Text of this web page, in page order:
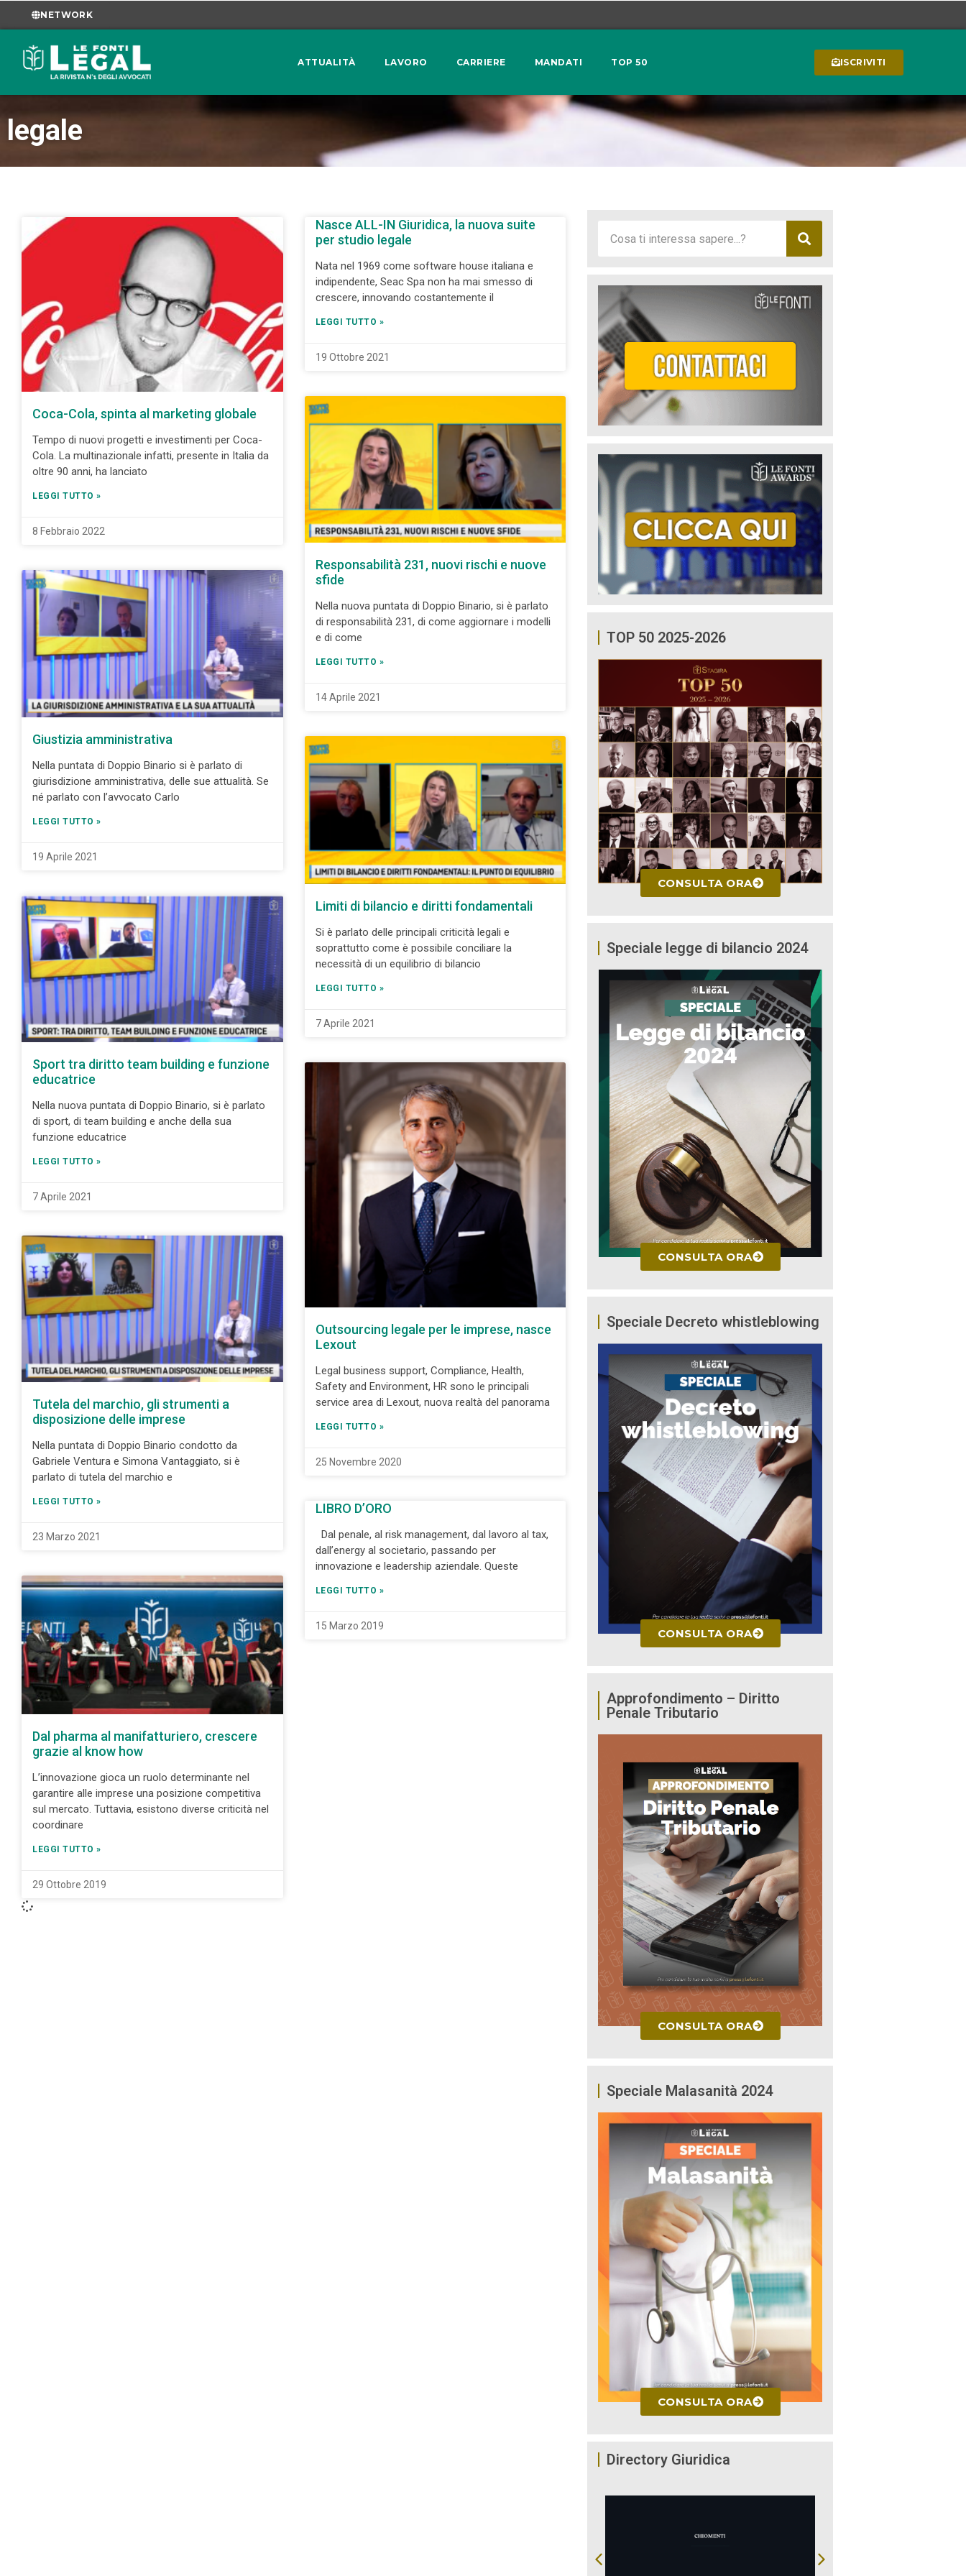
NETWORK
ATTUALITÀ LAVORO CARRIERE MANDATI TOP 50 ISCRIVITI
legale
Coca-Cola, spinta al marketing globale
Tempo di nuovi progetti e investimenti per Coca-
Cola. La multinazionale infatti, presente in Italia da
oltre 90 anni, ha lanciato
LEGGI TUTTO »
8 Febbraio 2022
Nasce ALL-IN Giuridica, la nuova suite
per studio legale
Nata nel 1969 come software house italiana e
indipendente, Seac Spa non ha mai smesso di
crescere, innovando costantemente il
LEGGI TUTTO »
19 Ottobre 2021
Giustizia amministrativa
Nella puntata di Doppio Binario si è parlato di
giurisdizione amministrativa, delle sue attualità. Se
né parlato con l’avvocato Carlo
LEGGI TUTTO »
19 Aprile 2021
Responsabilità 231, nuovi rischi e nuove
sfide
Nella nuova puntata di Doppio Binario, si è parlato
di responsabilità 231, di come aggiornare i modelli
e di come
LEGGI TUTTO »
14 Aprile 2021
Sport tra diritto team building e funzione
educatrice
Nella nuova puntata di Doppio Binario, si è parlato
di sport, di team building e anche della sua
funzione educatrice
LEGGI TUTTO »
7 Aprile 2021
Limiti di bilancio e diritti fondamentali
Si è parlato delle principali criticità legali e
soprattutto come è possibile conciliare la
necessità di un equilibrio di bilancio
LEGGI TUTTO »
7 Aprile 2021
Tutela del marchio, gli strumenti a
disposizione delle imprese
Nella puntata di Doppio Binario condotto da
Gabriele Ventura e Simona Vantaggiato, si è
parlato di tutela del marchio e
LEGGI TUTTO »
23 Marzo 2021
Outsourcing legale per le imprese, nasce
Lexout
Legal business support, Compliance, Health,
Safety and Environment, HR sono le principali
service area di Lexout, nuova realtà del panorama
LEGGI TUTTO »
25 Novembre 2020
Dal pharma al manifatturiero, crescere
grazie al know how
L’innovazione gioca un ruolo determinante nel
garantire alle imprese una posizione competitiva
sul mercato. Tuttavia, esistono diverse criticità nel
coordinare
LEGGI TUTTO »
29 Ottobre 2019
LIBRO D’ORO
Dal penale, al risk management, dal lavoro al tax,
dall’energy al societario, passando per
innovazione e leadership aziendale. Queste
LEGGI TUTTO »
15 Marzo 2019
TOP 50 2025-2026
CONSULTA ORA
Speciale legge di bilancio 2024
CONSULTA ORA
Speciale Decreto whistleblowing
CONSULTA ORA
Approfondimento – Diritto
Penale Tributario
CONSULTA ORA
Speciale Malasanità 2024
CONSULTA ORA
Directory Giuridica